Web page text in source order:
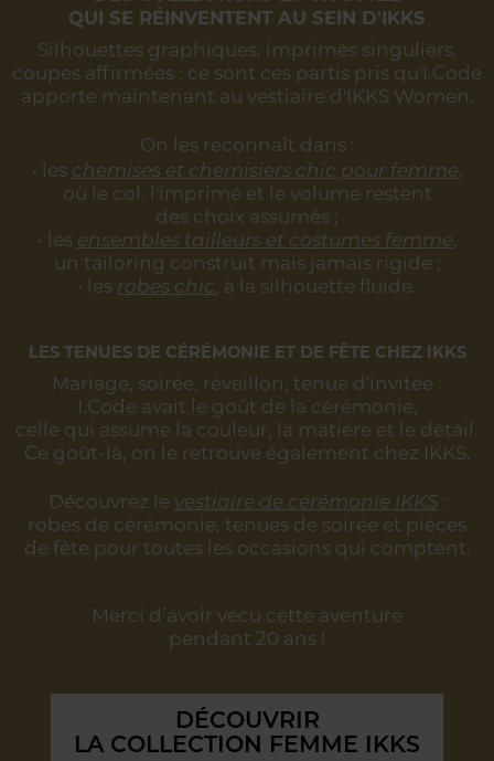
QUI SE RÉINVENTENT AU SEIN D'IKKS
Silhouettes graphiques, imprimés singuliers,
coupes affirmées : ce sont ces partis pris qu'I.Code
apporte maintenant au vestiaire d'IKKS Women.
On les reconnaît dans :
• les chemises et chemisiers chic pour femme,
où le col, l'imprimé et le volume restent
des choix assumés ;
• les ensembles tailleurs et costumes femme,
un tailoring construit mais jamais rigide ;
• les robes chic, à la silhouette fluide.
LES TENUES DE CÉRÉMONIE ET DE FÊTE CHEZ IKKS
Mariage, soirée, réveillon, tenue d'invitée :
I.Code avait le goût de la cérémonie,
celle qui assume la couleur, la matière et le détail.
Ce goût-là, on le retrouve également chez IKKS.
Découvrez le vestiaire de cérémonie IKKS:
robes de cérémonie, tenues de soirée et pièces
de fête pour toutes les occasions qui comptent.
Merci d’avoir vécu cette aventure
pendant 20 ans !
DÉCOUVRIR
LA COLLECTION FEMME IKKS